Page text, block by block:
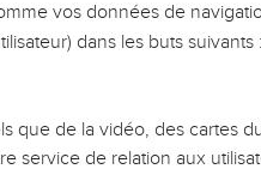
de l'ongle odorant, du
Il sera salé, pur et
dans la tente de la
vos données de
dans les buts suivants :
que de la vidéo, des cartes
service de relation aux